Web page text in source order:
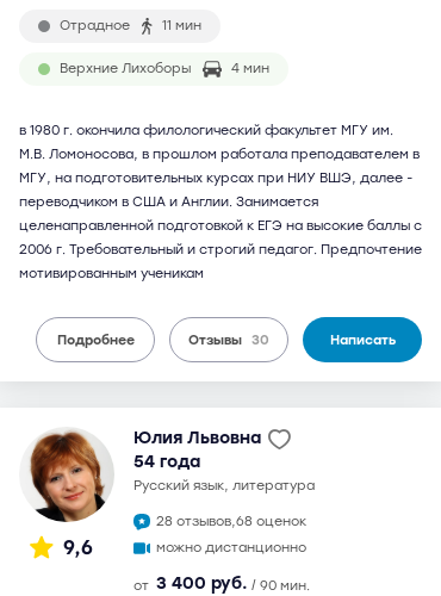
Отрадное 11 мин
Верхние Лихоборы 4 мин
в 1980 г. окончила филологический факультет МГУ им.
М.В. Ломоносова, в прошлом работала преподавателем в
МГУ, на подготовительных курсах при НИУ ВШЭ, далее -
переводчиком в США и Англии. Занимается
целенаправленной подготовкой к ЕГЭ на высокие баллы с
2006 г. Требовательный и строгий педагог. Предпочтение
мотивированным ученикам
Подробнее Отзывы 30 Написать
9,6
Юлия Львовна
54 года
русский язык, литература
28 отзывов,68 оценок
можно дистанционно
от 3 400 руб. / 90 мин.